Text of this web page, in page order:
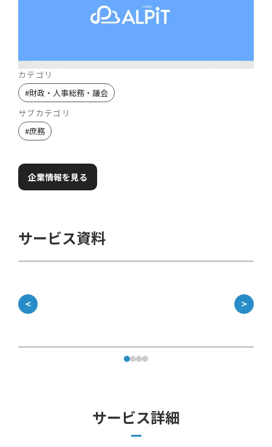
カテゴリ
#財政・人事総務・議会
サブカテゴリ
#庶務
企業情報を見る
サービス資料
＜ ＞
サービス詳細